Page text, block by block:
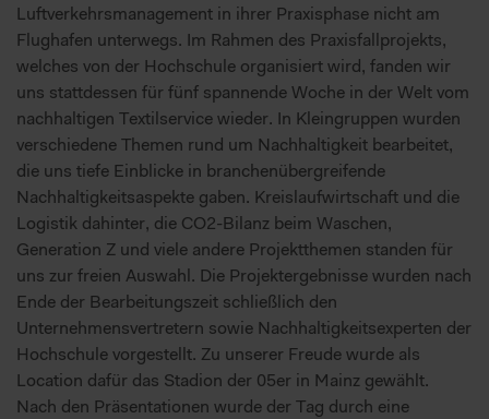
Luftverkehrsmanagement in ihrer Praxisphase nicht am
Flughafen unterwegs. Im Rahmen des Praxisfallprojekts,
welches von der Hochschule organisiert wird, fanden wir
uns stattdessen für fünf spannende Woche in der Welt vom
nachhaltigen Textilservice wieder. In Kleingruppen wurden
verschiedene Themen rund um Nachhaltigkeit bearbeitet,
die uns tiefe Einblicke in branchenübergreifende
Nachhaltigkeitsaspekte gaben. Kreislaufwirtschaft und die
Logistik dahinter, die CO2-Bilanz beim Waschen,
Generation Z und viele andere Projektthemen standen für
uns zur freien Auswahl. Die Projektergebnisse wurden nach
Ende der Bearbeitungszeit schließlich den
Unternehmensvertretern sowie Nachhaltigkeitsexperten der
Hochschule vorgestellt. Zu unserer Freude wurde als
Location dafür das Stadion der 05er in Mainz gewählt.
Nach den Präsentationen wurde der Tag durch eine